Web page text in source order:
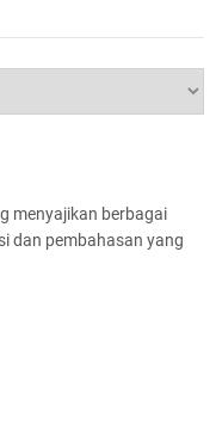
Garda
Adat hingga
menyajikan berbagai
dan pembahasan yang